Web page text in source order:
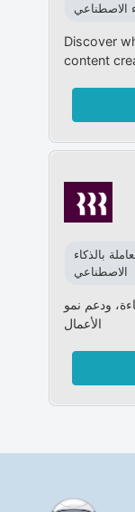
الاصطناعي
Discover
content
بالذكاء
الاصطناعي
ودعم نمو
الأعمال